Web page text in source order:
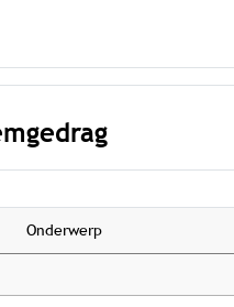
Onderwerp